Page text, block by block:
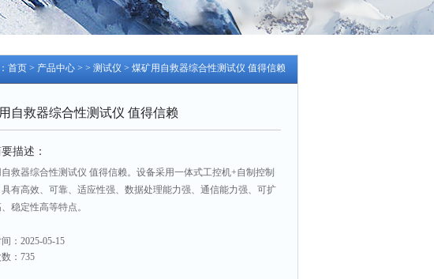
首页 > 产品中心 > > 测试仪 > 煤矿用自救器综合性测试仪 值得信赖
自救器综合性测试仪 值得信赖
描述：
救器综合性测试仪 值得信赖。设备采用一体式工控机+自制控制
具有高效、可靠、适应性强、数据处理能力强、通信能力强、可扩
稳定性高等特点。
：2025-05-15
：735